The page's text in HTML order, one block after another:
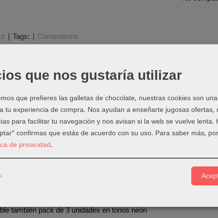
| Tags: | Comentarios
COSTES DE ENVÍO COMENTARIOS
que producen estosnuevos bolígrafos de gel en tonos
de personalización.
mensajes o frases perfectos con un solo click. Colócalos en tu
para decorar tarjetas, manualidades de papel o para
en tonos rainbow: rosa, naranja, amarillo,
también pack de 3 unidades en tonos neón
que nos gustaría utilizar
que prefieres las galletas de chocolate, nuestras cookies son
tu experiencia de compra. Nos ayudan a enseñarte jugosas ofertas,
para facilitar tu navegación y nos avisan si la web se vuelve lenta.
confirmas que estás de acuerdo con su uso. Para saber más,
de privacidad.